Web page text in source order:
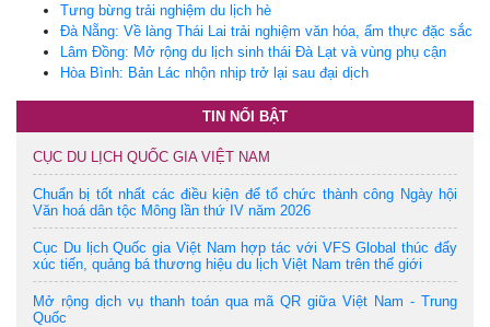
Tưng bừng trải nghiệm du lịch hè
Đà Nẵng: Về làng Thái Lai trải nghiệm văn hóa, ẩm thực đặc sắc
Lâm Đồng: Mở rộng du lịch sinh thái Đà Lạt và vùng phụ cận
Hòa Bình: Bản Lác nhộn nhịp trở lại sau đại dịch
TIN NỔI BẬT
CỤC DU LỊCH QUỐC GIA VIỆT NAM
Chuẩn bị tốt nhất các điều kiện để tổ chức thành công Ngày hội
Văn hoá dân tộc Mông lần thứ IV năm 2026
Cục Du lịch Quốc gia Việt Nam hợp tác với VFS Global thúc đẩy
xúc tiến, quảng bá thương hiệu du lịch Việt Nam trên thế giới
Mở rộng dịch vụ thanh toán qua mã QR giữa Việt Nam - Trung
Quốc